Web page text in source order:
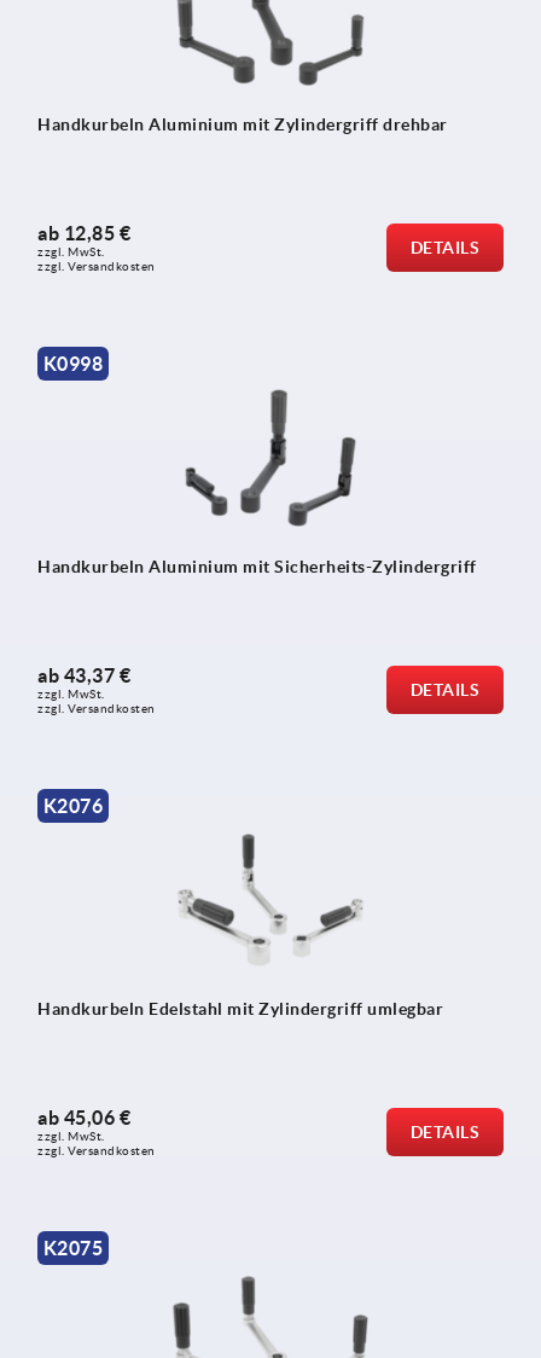
Handkurbeln Aluminium mit Zylindergriff drehbar
ab 12,85 €
zzgl. MwSt.
zzgl. Versandkosten
DETAILS
K0998
Handkurbeln Aluminium mit Sicherheits-Zylindergriff
ab 43,37 €
zzgl. MwSt.
zzgl. Versandkosten
DETAILS
K2076
Handkurbeln Edelstahl mit Zylindergriff umlegbar
ab 45,06 €
zzgl. MwSt.
zzgl. Versandkosten
DETAILS
K2075